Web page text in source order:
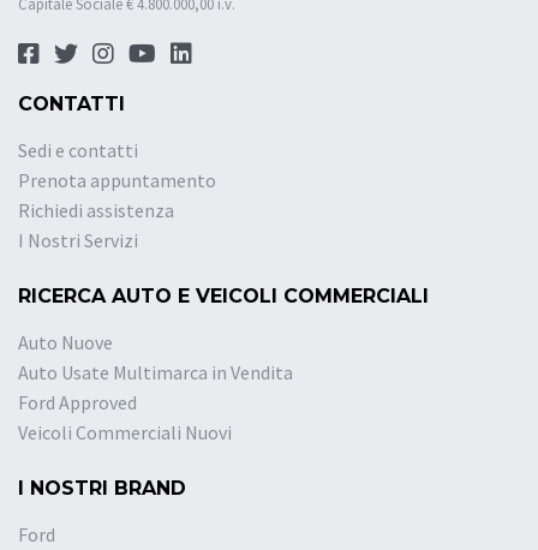
Capitale Sociale € 4.800.000,00 i.v.
CONTATTI
Sedi e contatti
Prenota appuntamento
Richiedi assistenza
I Nostri Servizi
RICERCA AUTO E VEICOLI COMMERCIALI
Auto Nuove
Auto Usate Multimarca in Vendita
Ford Approved
Veicoli Commerciali Nuovi
I NOSTRI BRAND
Ford